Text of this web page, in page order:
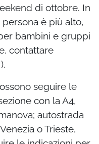
di ottobre. In
è più alto,
bambini e gruppi
contattare
seguire le
con la A4,
autostrada
o Trieste,